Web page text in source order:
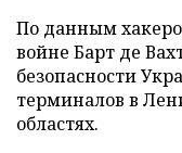
По данным
войне Барт де
безопасности
терминалов в
областях.